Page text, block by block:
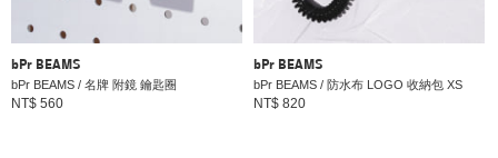
bPr BEAMS
bPr BEAMS / 名牌 附鏡 鑰匙圈
NT$ 560
bPr BEAMS
bPr BEAMS / 防水布 LOGO 收納包 XS
NT$ 820